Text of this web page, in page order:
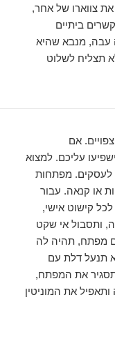
צווארו של אחר,
ביתיים
עבה, מנבא שהיא
תצליח לשלוט
אם
עליכם. למצוא
לעסקים. מפתחות
או קנאה. עבור
קישוט אישי,
ותסבול אי שקט
מפתח, תהיה לה
תנעל דלת עם
את המפתח,
את המוניטין